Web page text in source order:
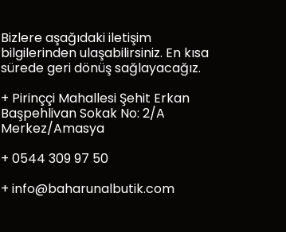
Bizlere aşağıdaki iletişim
bilgilerinden ulaşabilirsiniz. En kısa
sürede geri dönüş sağlayacağız.
+ Pirinççi Mahallesi Şehit Erkan
Başpehlivan Sokak No: 2/A
Merkez/Amasya
+ 0544 309 97 50
+ info@baharunalbutik.com